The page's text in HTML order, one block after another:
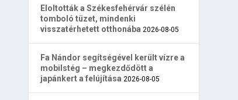
Eloltották a Székesfehérvár szélén
tomboló tüzet, mindenki
visszatérhetett otthonába 2026-08-05
Fa Nándor segítségével került vízre a
mobilstég – megkezdődött a
japánkert a felújítása 2026-08-05